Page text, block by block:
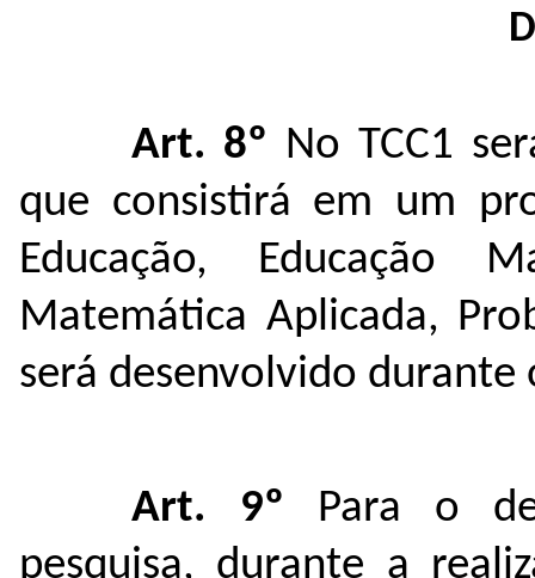
Art. 8º No TCC1
que consistirá em um
Educação, Educação
Matemática Aplicada,
será desenvolvido durante
Art. 9º Para o
pesquisa, durante a